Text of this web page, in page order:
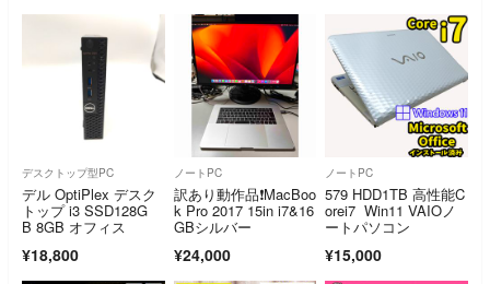
デスクトップ型PC
デル OptiPlex デスク
トップ i3 SSD128G
B 8GB オフィス
¥18,800
ノートPC
訳あり動作品❗️MacBoo
k Pro 2017 15in i7&16
GBシルバー
¥24,000
ノートPC
579 HDD1TB 高性能C
orei7 Win11 VAIOノ
ートパソコン
¥15,000